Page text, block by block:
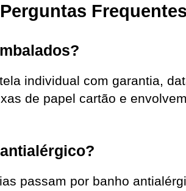
Frequentes
individual com garantia,
de papel cartão e
passam por banho